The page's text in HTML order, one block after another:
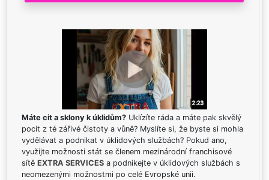
Máte cit a sklony k úklidům? Uklízíte ráda a máte pak skvělý
pocit z té zářivé čistoty a vůně? Myslíte si, že byste si mohla
vydělávat a podnikat v úklidových službách? Pokud ano,
využijte možnosti stát se členem mezinárodní franchisové
sítě EXTRA SERVICES a podnikejte v úklidových službách s
neomezenými možnostmi po celé Evropské unii.